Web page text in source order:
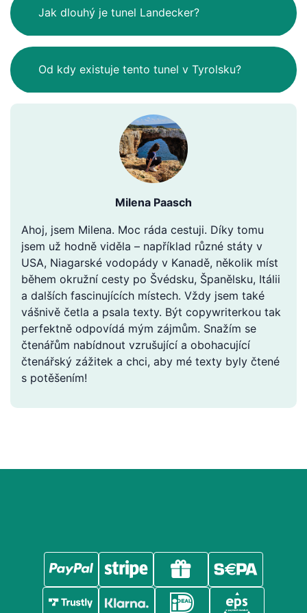
Jak dlouhý je tunel Landecker?
Od kdy existuje tento tunel v Tyrolsku?
Milena Paasch
Ahoj, jsem Milena. Moc ráda cestuji. Díky tomu
jsem už hodně viděla – například různé státy v
USA, Niagarské vodopády v Kanadě, několik míst
během okružní cesty po Švédsku, Španělsku, Itálii
a dalších fascinujících místech. Vždy jsem také
vášnivě četla a psala texty. Být copywriterkou tak
perfektně odpovídá mým zájmům. Snažím se
čtenářům nabídnout vzrušující a obohacující
čtenářský zážitek a chci, aby mé texty byly čtené
s potěšením!